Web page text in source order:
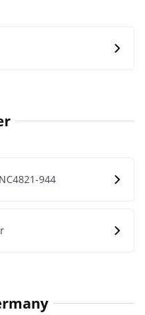
944